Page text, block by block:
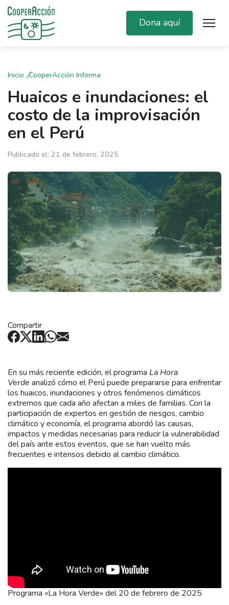
Dona aquí
Inicio CooperAcción Informa
Huaicos e inundaciones: el
costo de la improvisación
en el Perú
Publicado el: 21 de febrero, 2025
Compartir
En su más reciente edición, el programa La Hora
Verde analizó cómo el Perú puede prepararse para enfrentar
los huaicos, inundaciones y otros fenómenos climáticos
extremos que cada año afectan a miles de familias. Con la
participación de expertos en gestión de riesgos, cambio
climático y economía, el programa abordó las causas,
impactos y medidas necesarias para reducir la vulnerabilidad
del país ante estos eventos, que se han vuelto más
frecuentes e intensos debido al cambio climático.
Programa «La Hora Verde» del 20 de febrero de 2025